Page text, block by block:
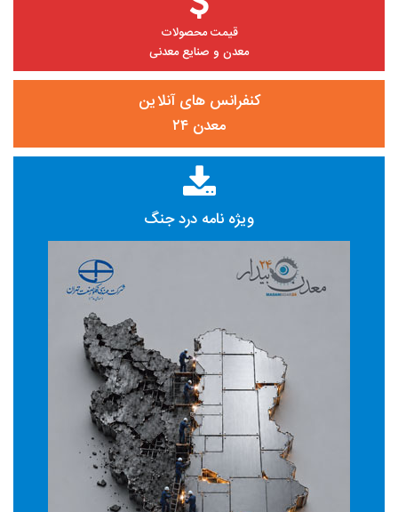
قیمت محصولات
معدن و صنایع معدنی
کنفرانس های آنلاین
معدن ۲۴
ویژه نامه درد جنگ